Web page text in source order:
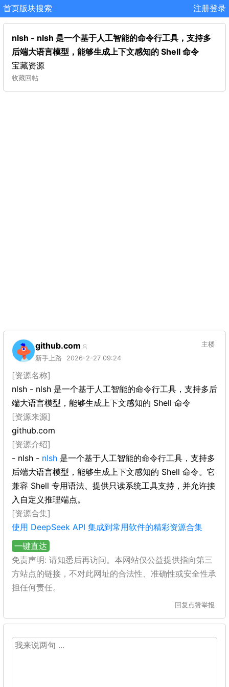
首页版块搜索 注册登录
nlsh - nlsh 是一个基于人工智能的命令行工具，支持多
后端大语言模型，能够生成上下文感知的 Shell 命令
宝藏资源
收藏回帖
github.com
新手上路 2026-2-27 09:24
主楼
[资源名称]
nlsh - nlsh 是一个基于人工智能的命令行工具，支持多后
端大语言模型，能够生成上下文感知的 Shell 命令
[资源来源]
github.com
[资源介绍]
- nlsh - nlsh 是一个基于人工智能的命令行工具，支持多
后端大语言模型，能够生成上下文感知的 Shell 命令。它
兼容 Shell 专用语法、提供只读系统工具支持，并允许接
入自定义推理端点。
[资源合集]
使用 DeepSeek API 集成到常用软件的精彩资源合集
一键直达
免责声明: 请知悉后再访问。本网站仅公益提供指向第三
方站点的链接，不对此网址的合法性、准确性或安全性承
担任何责任。
回复 点赞举报